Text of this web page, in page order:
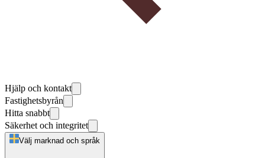
Hjälp och kontakt
Fastighetsbyrån
Hitta snabbt
Säkerhet och integritet
Välj marknad och språk